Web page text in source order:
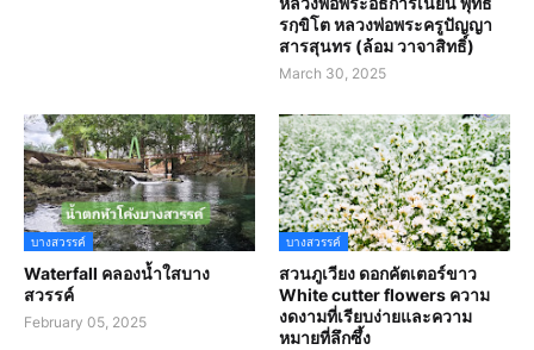
รกฺขิโต หลวงพ่อพระครูปัญญา
สารสุนทร (ล้อม วาจาสิทธิ์)
March 30, 2025
บางสวรรค์
Waterfall คลองน้ำใสบาง
สวรรค์
February 05, 2025
บางสวรรค์
สวนภูเวียง ดอกคัตเตอร์ขาว
White cutter flowers ความ
งดงามที่เรียบง่ายและความ
หมายที่ลึกซึ้ง